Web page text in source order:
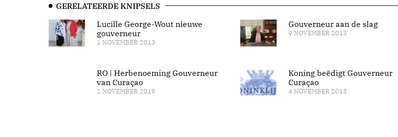
GERELATEERDE KNIPSELS
Lucille George-Wout nieuwe
gouverneur
1 NOVEMBER 2013
RO | Herbenoeming Gouverneur
van Curaçao
1 NOVEMBER 2019
Gouverneur aan de slag
9 NOVEMBER 2013
Koning beëdigt Gouverneur
Curaçao
4 NOVEMBER 2013